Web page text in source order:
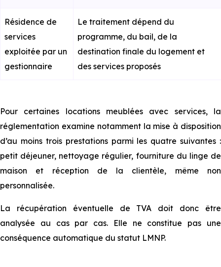
Résidence de
services
exploitée par un
gestionnaire
Le traitement dépend du
programme, du bail, de la
destination finale du logement et
des services proposés
Pour certaines locations meublées avec services, la
réglementation examine notamment la mise à disposition
d’au moins trois prestations parmi les quatre suivantes :
petit déjeuner, nettoyage régulier, fourniture du linge de
maison et réception de la clientèle, même non
personnalisée.
La récupération éventuelle de TVA doit donc être
analysée au cas par cas. Elle ne constitue pas une
conséquence automatique du statut LMNP.